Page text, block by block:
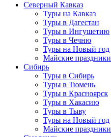
Северный Кавказ
Туры на Кавказ
Туры в Дагестан
Туры в Ингушетию
Туры в Чечню
Туры на Новый год
Майские праздники
Сибирь
Туры в Сибирь
Туры в Тюмень
Туры в Красноярск
Туры в Хакасию
Туры в Тыву
Туры на Новый год
Майские праздники